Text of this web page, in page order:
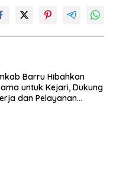
Barru Hibahkan
untuk Kejari, Dukung
dan Pelayanan